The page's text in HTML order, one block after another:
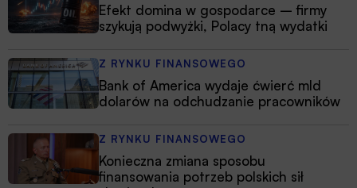
Efekt domina w gospodarce – firmy
szykują podwyżki, Polacy tną wydatki
Z RYNKU FINANSOWEGO
Bank of America wydaje ćwierć mld
dolarów na odchudzanie pracowników
Z RYNKU FINANSOWEGO
Konieczna zmiana sposobu
finansowania potrzeb polskich sił